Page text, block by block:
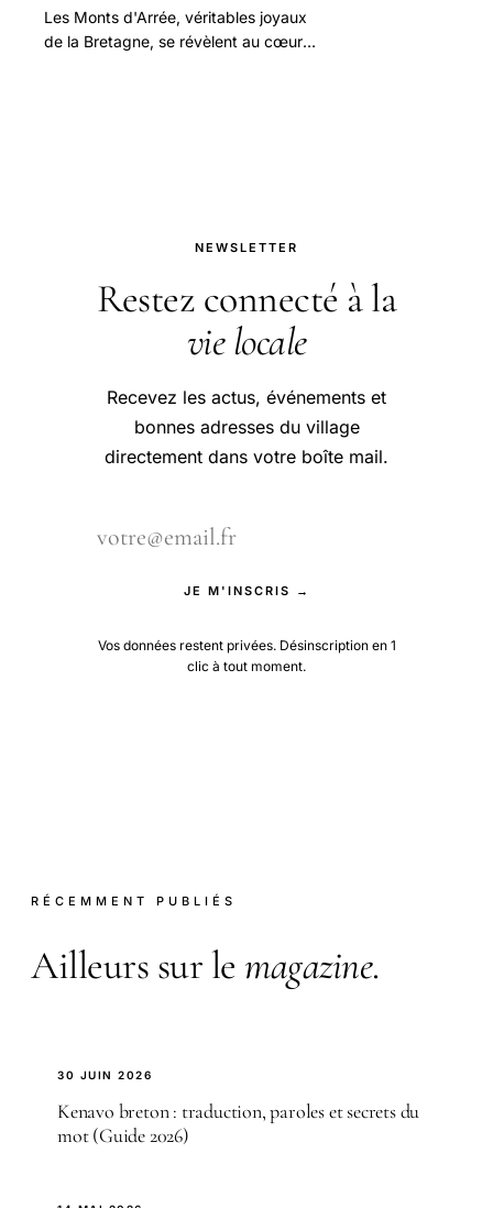
Les Monts d'Arrée, véritables joyaux
de la Bretagne, se révèlent au cœur
NEWSLETTER
Restez connecté à la
vie locale
Recevez les actus, événements et
bonnes adresses du village
directement dans votre boîte mail.
JE M'INSCRIS →
Vos données restent privées. Désinscription en 1
clic à tout moment.
RÉCEMMENT PUBLIÉS
Ailleurs sur le magazine.
30 JUIN 2026
Kenavo breton : traduction, paroles et secrets du
mot (Guide 2026)